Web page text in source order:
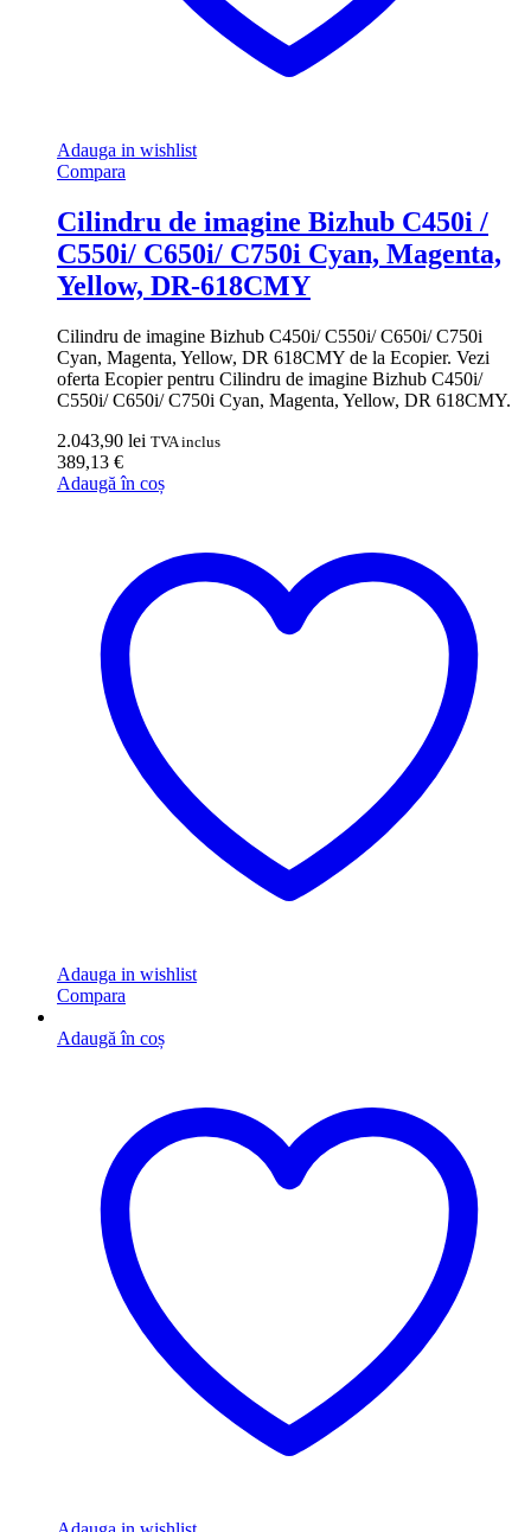
Adauga in wishlist
Compara
Cilindru de imagine Bizhub C450i /
C550i/ C650i/ C750i Cyan, Magenta,
Yellow, DR-618CMY
Cilindru de imagine Bizhub C450i/ C550i/ C650i/ C750i
Cyan, Magenta, Yellow, DR 618CMY de la Ecopier. Vezi
oferta Ecopier pentru Cilindru de imagine Bizhub C450i/
C550i/ C650i/ C750i Cyan, Magenta, Yellow, DR 618CMY.
2.043,90 lei TVA inclus
389,13 €
Adaugă în coș
Adauga in wishlist
Compara
Adaugă în coș